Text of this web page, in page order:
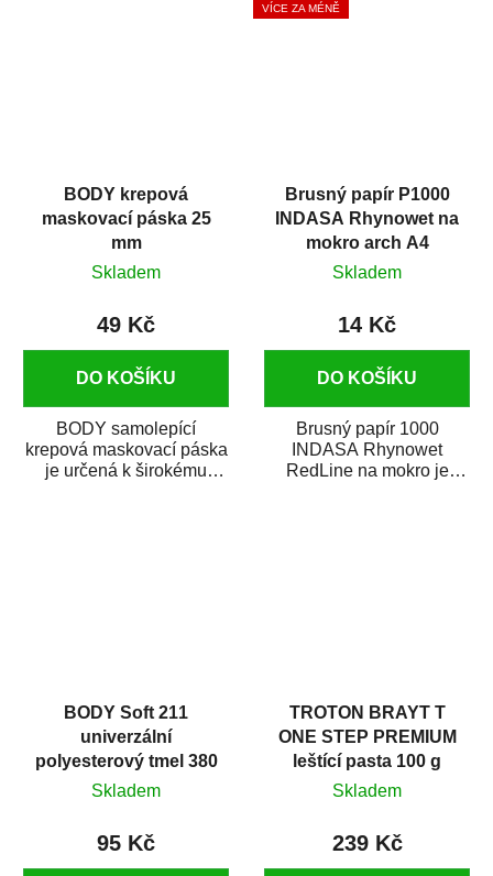
BODY krepová
maskovací páska 25
mm
Skladem
49 Kč
DO KOŠÍKU
BODY samolepící
krepová maskovací páska
je určená k širokému
VÍCE ZA MÉNĚ
Brusný papír P1000
INDASA Rhynowet na
mokro arch A4
Skladem
14 Kč
DO KOŠÍKU
Brusný papír 1000
INDASA Rhynowet
RedLine na mokro je
BODY Soft 211
univerzální
polyesterový tmel 380
g
Skladem
95 Kč
TROTON BRAYT T
ONE STEP PREMIUM
leštící pasta 100 g
Skladem
239 Kč